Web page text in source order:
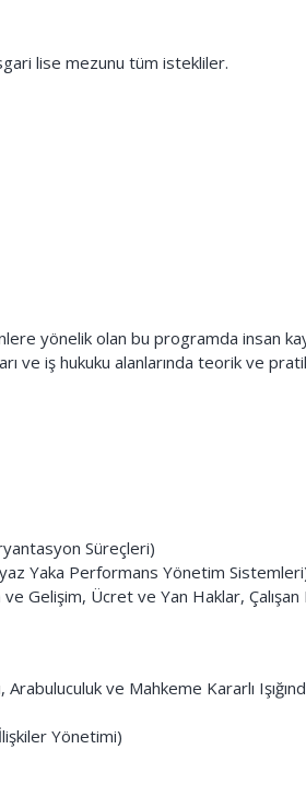
lise mezunu tüm istekliler.
yönelik olan bu programda insan
ve iş hukuku alanlarında teorik ve
Süreçleri)
Yaka Performans Yönetim
Gelişim, Ücret ve Yan Haklar,
ve Mahkeme Kararlı
Yönetimi)